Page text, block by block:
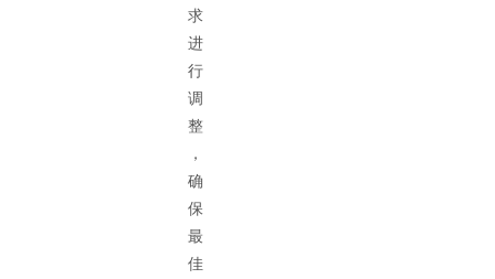
求
进
行
调
整
，
确
保
最
佳